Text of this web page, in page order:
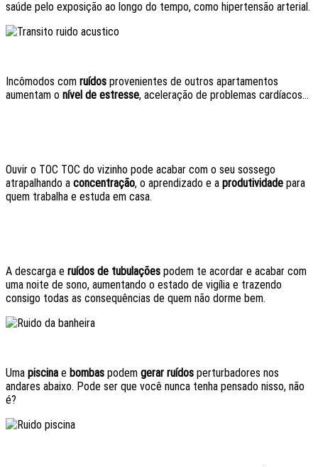
saúde pelo exposição ao longo do tempo, como hipertensão arterial.
Incômodos com ruídos provenientes de outros apartamentos
aumentam o nível de estresse, aceleração de problemas cardíacos…
Ouvir o TOC TOC do vizinho pode acabar com o seu sossego
atrapalhando a concentração, o aprendizado e a produtividade para
quem trabalha e estuda em casa.
A descarga e ruídos de tubulações podem te acordar e acabar com
uma noite de sono, aumentando o estado de vigília e trazendo
consigo todas as consequências de quem não dorme bem.
Uma piscina e bombas podem gerar ruídos perturbadores nos
andares abaixo. Pode ser que você nunca tenha pensado nisso, não
é?